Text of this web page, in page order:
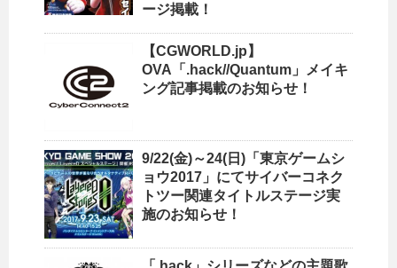
ージ掲載！
【CGWORLD.jp】
OVA「.hack//Quantum」メイキ
ング記事掲載のお知らせ！
9/22(金)～24(日)「東京ゲームシ
ョウ2017」にてサイバーコネク
トツー関連タイトルステージ実
施のお知らせ！